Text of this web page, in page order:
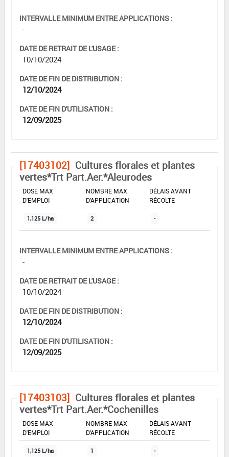
INTERVALLE MINIMUM ENTRE APPLICATIONS :
-
DATE DE RETRAIT DE L'USAGE :
10/10/2024
DATE DE FIN DE DISTRIBUTION :
12/10/2024
DATE DE FIN D'UTILISATION :
12/09/2025
[17403102] Cultures florales et plantes
vertes*Trt Part.Aer.*Aleurodes
DOSE MAX
D'EMPLOI
NOMBRE MAX
D'APPLICATION
DÉLAIS AVANT
RÉCOLTE
1,125 L/ha 2 -
INTERVALLE MINIMUM ENTRE APPLICATIONS :
-
DATE DE RETRAIT DE L'USAGE :
10/10/2024
DATE DE FIN DE DISTRIBUTION :
12/10/2024
DATE DE FIN D'UTILISATION :
12/09/2025
[17403103] Cultures florales et plantes
vertes*Trt Part.Aer.*Cochenilles
DOSE MAX
D'EMPLOI
NOMBRE MAX
D'APPLICATION
DÉLAIS AVANT
RÉCOLTE
1,125 L/ha 1 -